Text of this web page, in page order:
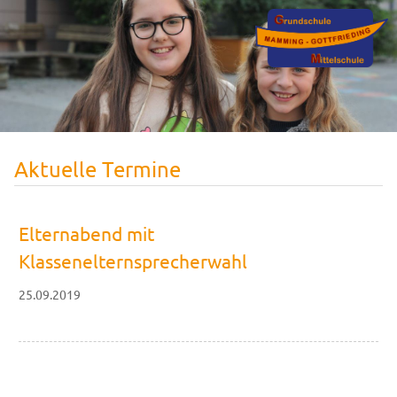
Aktuelle Termine
Elternabend mit
Klassenelternsprecherwahl
25.09.2019